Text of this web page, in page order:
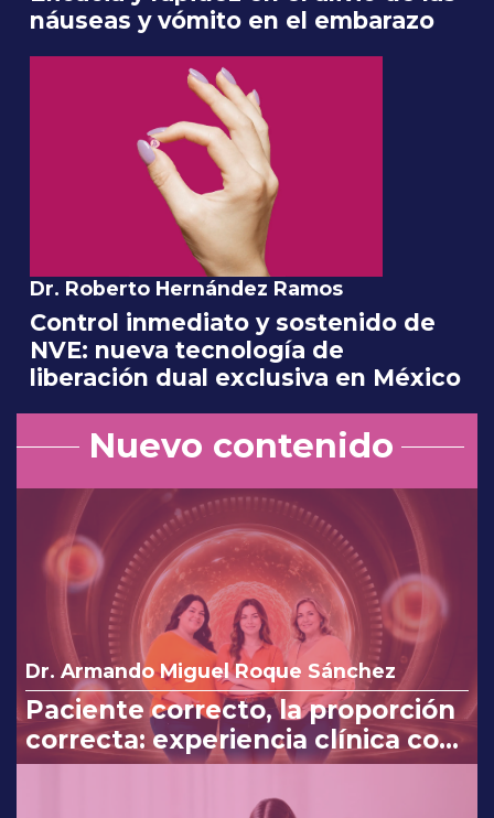
náuseas y vómito en el embarazo
Dr. Roberto Hernández Ramos
Control inmediato y sostenido de
NVE: nueva tecnología de
liberación dual exclusiva en México
Nuevo contenido
Dr. Armando Miguel Roque Sánchez
Paciente correcto, la proporción
correcta: experiencia clínica con
Myo y D-Chiro-Inositol